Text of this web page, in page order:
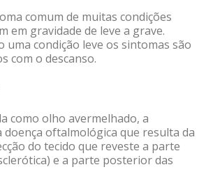
comum de muitas condições
em gravidade de leve a grave.
uma condição leve os sintomas são
com o descanso.
como olho avermelhado, a
doença oftalmológica que resulta da
do tecido que reveste a parte
e a parte posterior das